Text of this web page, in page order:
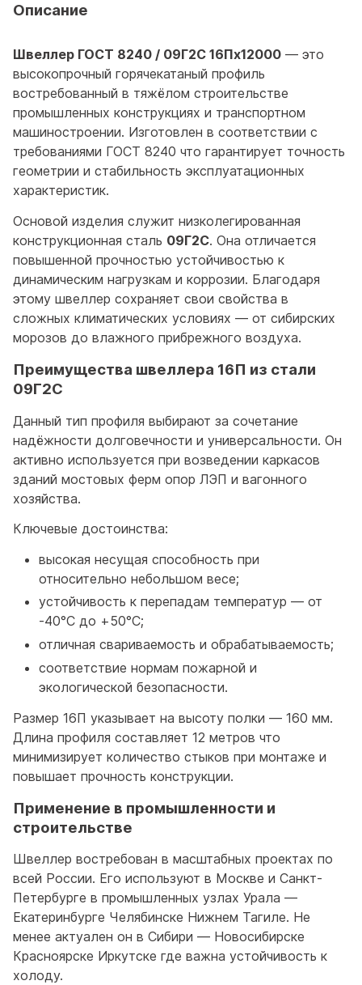
Описание
Швеллер ГОСТ 8240 / 09Г2С 16Пx12000 — это
высокопрочный горячекатаный профиль
востребованный в тяжёлом строительстве
промышленных конструкциях и транспортном
машиностроении. Изготовлен в соответствии с
требованиями ГОСТ 8240 что гарантирует точность
геометрии и стабильность эксплуатационных
характеристик.
Основой изделия служит низколегированная
конструкционная сталь 09Г2С. Она отличается
повышенной прочностью устойчивостью к
динамическим нагрузкам и коррозии. Благодаря
этому швеллер сохраняет свои свойства в
сложных климатических условиях — от сибирских
морозов до влажного прибрежного воздуха.
Преимущества швеллера 16П из стали
09Г2С
Данный тип профиля выбирают за сочетание
надёжности долговечности и универсальности. Он
активно используется при возведении каркасов
зданий мостовых ферм опор ЛЭП и вагонного
хозяйства.
Ключевые достоинства:
высокая несущая способность при
относительно небольшом весе;
устойчивость к перепадам температур — от
-40°C до +50°C;
отличная свариваемость и обрабатываемость;
соответствие нормам пожарной и
экологической безопасности.
Размер 16П указывает на высоту полки — 160 мм.
Длина профиля составляет 12 метров что
минимизирует количество стыков при монтаже и
повышает прочность конструкции.
Применение в промышленности и
строительстве
Швеллер востребован в масштабных проектах по
всей России. Его используют в Москве и Санкт-
Петербурге в промышленных узлах Урала —
Екатеринбурге Челябинске Нижнем Тагиле. Не
менее актуален он в Сибири — Новосибирске
Красноярске Иркутске где важна устойчивость к
холоду.